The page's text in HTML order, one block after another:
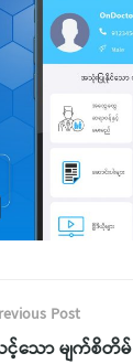
Post
င့်သော မျက်စိတိမ်